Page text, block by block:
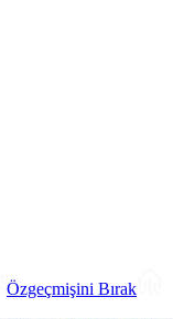
Özgeçmişini Bırak